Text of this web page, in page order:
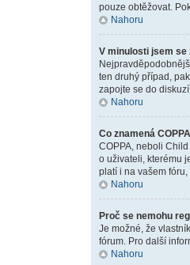
pouze obtěžovat.
Nahoru
V minulosti jsem
ten druhý případ,
zapojte se do
Nahoru
Co znamená
COPPA, neboli
o uživateli, kterému
platí i na vašem
Nahoru
Proč se nemohu
Je možné, že
fórum. Pro další
Nahoru